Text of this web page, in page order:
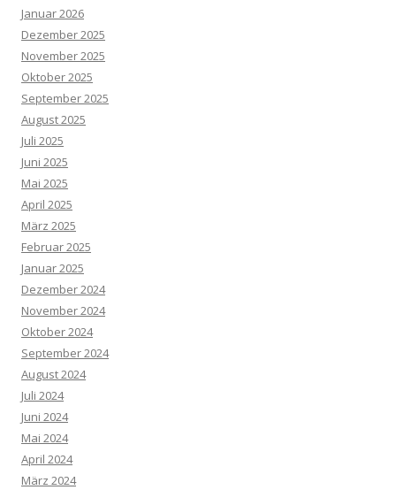
Januar 2026
Dezember 2025
November 2025
Oktober 2025
September 2025
August 2025
Juli 2025
Juni 2025
Mai 2025
April 2025
März 2025
Februar 2025
Januar 2025
Dezember 2024
November 2024
Oktober 2024
September 2024
August 2024
Juli 2024
Juni 2024
Mai 2024
April 2024
März 2024